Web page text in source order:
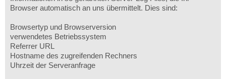
Browser automatisch an uns übermittelt. Dies sind:
Browsertyp und Browserversion
verwendetes Betriebssystem
Referrer URL
Hostname des zugreifenden Rechners
Uhrzeit der Serveranfrage